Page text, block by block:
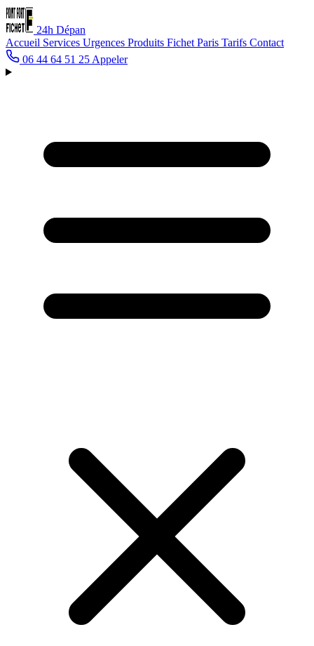
24h Dépan
Accueil Services Urgences Produits Fichet Paris Tarifs Contact
06 44 64 51 25 Appeler